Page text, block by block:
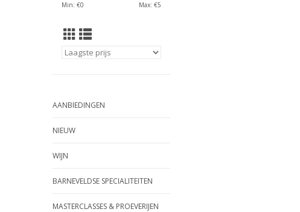
Min: €0 Max: €5
AANBIEDINGEN
NIEUW
WIJN
BARNEVELDSE SPECIALITEITEN
MASTERCLASSES & PROEVERIJEN